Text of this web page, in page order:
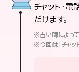
チャット・
だけます。
※占い師によっ
※今回は「チャッ